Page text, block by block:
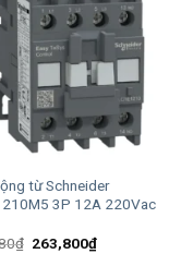
từ Schneider
3P 12A 220Vac
₫ Giá
263,800₫Giá
hiện